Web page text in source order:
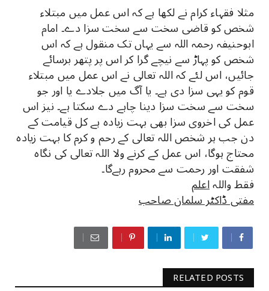
مثلا فقہاء کرام نے لکھا ہے کہ اس عمل میں مبتلاء
شخص کو قاضی سخت سے سخت سزا دے۔ امام
ابوحنیفہ رحمہ اللہ سے یہاں تک منقول ہے کہ اس
شخص کو پہاڑ سے نیچے گرا کر اس پر پتھر برسائے
جائیں، اس لئے کہ اللہ تعالی نے اس عمل میں مبتلاء
قوم کو یہی سزا دی ہے۔ یا آگ میں جلادے یا اور جو
سخت سے سخت سزا دینا چاہے دے سکتا ہے۔ نیز اس
عمل کی اخروی سزا بھی بہت زیادہ ہے کل قیامت کے
دن جب ہر شخص اللہ تعالی کے رحم و کرم کا بہت زیادہ
محتاج ہوگا، اس عمل کے کرنے ولا اللہ تعالی کی نگاہ
شفقت اور رحمت سے محروم رہےگا۔
فقط واللہاعلم
مفتی ڈاکٹر سلمان صاحب
RELATED POSTS